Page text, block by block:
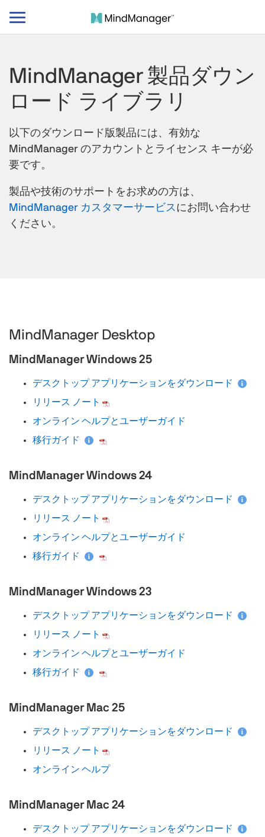
ナ
シ
切
り
え
MindManager 製品ダウン
ロード ライブラリ
以下のダウンロード版製品には、有効な
MindManager のアカウントとライセンス キーが必
要です。
製品や技術のサポートをお求めの方は、
MindManager カスタマーサービスにお問い合わせ
ください。
MindManager Desktop
MindManager Windows 25
デスクトップ アプリケーションをダウンロード
リリース ノート
オンライン ヘルプとユーザーガイド
移行ガイド
MindManager Windows 24
デスクトップ アプリケーションをダウンロード
リリース ノート
オンライン ヘルプとユーザーガイド
移行ガイド
MindManager Windows 23
デスクトップ アプリケーションをダウンロード
リリース ノート
オンライン ヘルプとユーザーガイド
移行ガイド
MindManager Mac 25
デスクトップ アプリケーションをダウンロード
リリース ノート
オンライン ヘルプ
MindManager Mac 24
デスクトップ アプリケーションをダウンロード